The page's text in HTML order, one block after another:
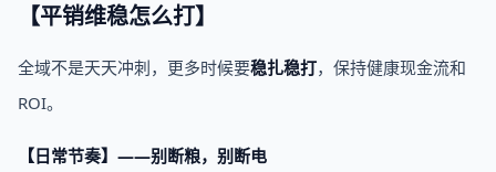
【平销维稳怎么打】
全域不是天天冲刺，更多时候要稳扎稳打，保持健康现金流和
ROI。
【日常节奏】——别断粮，别断电